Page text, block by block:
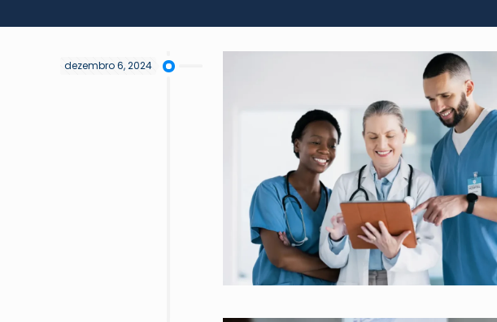
dezembro 6, 2024